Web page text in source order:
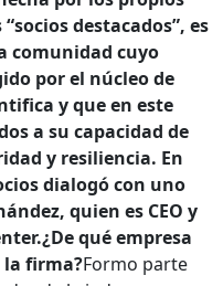
destacados”, es
comunidad cuyo
por el núcleo de
y que en este
a su capacidad de
y resiliencia. En
dialogó con uno
quien es CEO y
¿De qué empresa
la firma?Formo parte